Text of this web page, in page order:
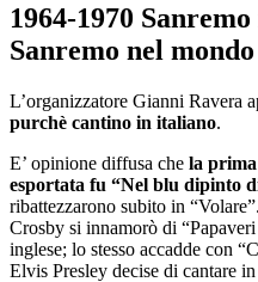
1964-1970
Sanremo nel mondo
L’organizzatore Gianni Ravera
purchè cantino in italiano.
E’ opinione diffusa che la prima
esportata fu “Nel blu dipinto
ribattezzarono subito in
Crosby si innamorò di
inglese; lo stesso accadde con
Elvis Presley decise di cantare